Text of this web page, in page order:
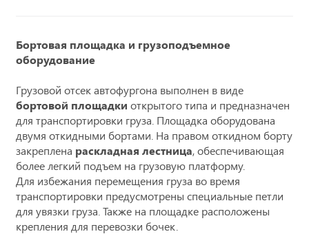
Бортовая площадка и грузоподъемное
оборудование
Грузовой отсек автофургона выполнен в виде
бортовой площадки открытого типа и предназначен
для транспортировки груза. Площадка оборудована
двумя откидными бортами. На правом откидном борту
закреплена раскладная лестница, обеспечивающая
более легкий подъем на грузовую платформу.
Для избежания перемещения груза во время
транспортировки предусмотрены специальные петли
для увязки груза. Также на площадке расположены
крепления для перевозки бочек.